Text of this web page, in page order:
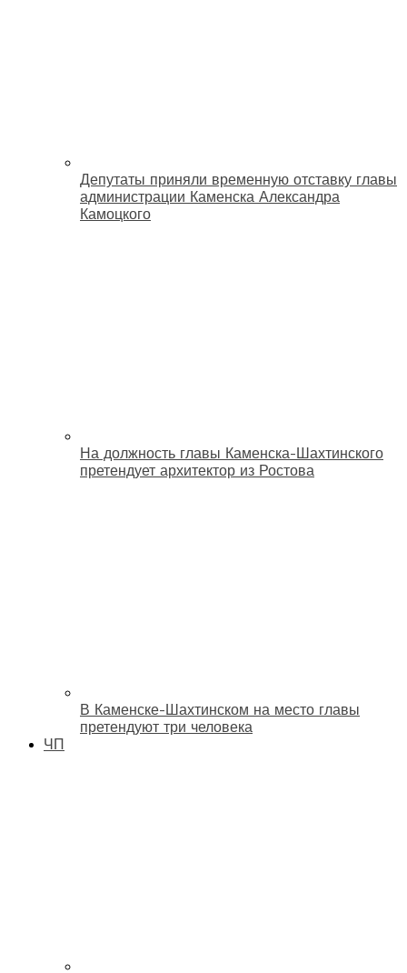
Депутаты приняли временную отставку главы
администрации Каменска Александра
Камоцкого
На должность главы Каменска-Шахтинского
претендует архитектор из Ростова
В Каменске-Шахтинском на место главы
претендуют три человека
ЧП